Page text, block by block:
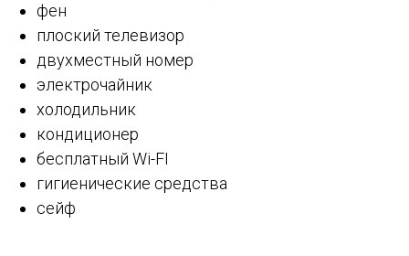
фен
плоский телевизор
двухместный номер
электрочайник
холодильник
кондиционер
бесплатный Wi-FI
гигиенические средства
сейф